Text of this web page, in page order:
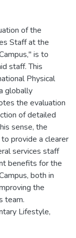
of the
Staff at the
is to
staff. This
Physical
globally
the evaluation
of detailed
sense, the
provide a clearer
services staff
benefits for the
both in
the
team.
Lifestyle,